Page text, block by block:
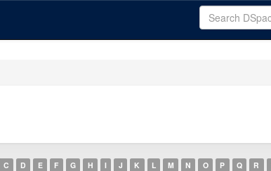
C D E F G H I J K L M N O P Q R